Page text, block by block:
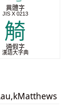
異體字
JIS X 0213
觭
通假字
漢語大字典